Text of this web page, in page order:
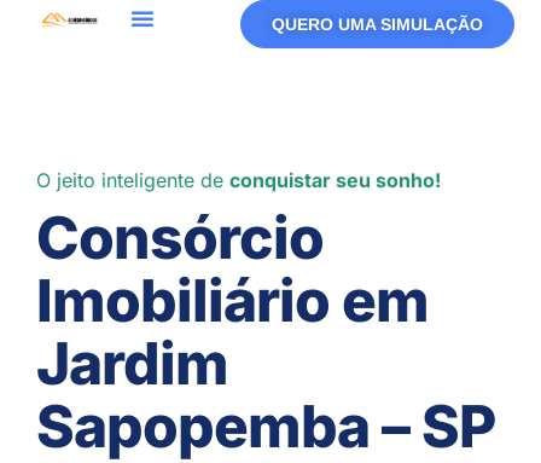
QUERO UMA SIMULAÇÃO
O jeito inteligente de conquistar seu sonho!
Consórcio
Imobiliário em
Jardim
Sapopemba – SP